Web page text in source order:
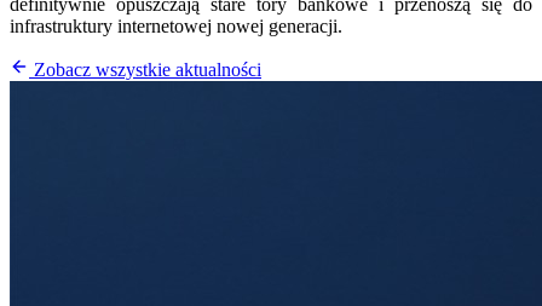
infrastruktury internetowej nowej generacji.
Zobacz wszystkie aktualności